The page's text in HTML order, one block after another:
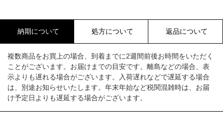
納期について 処方について 返品について
複数商品をお買上の場合、到着までに2週間前後お時間をいただく
ことがございます。お届けまでの目安です。離島などの場合、表
示よりも遅れる場合がございます。入荷遅れなどで遅延する場合
は、別途お知らせいたします。年末年始など税関混雑時は、お届
け予定日よりも遅延する場合がございます。